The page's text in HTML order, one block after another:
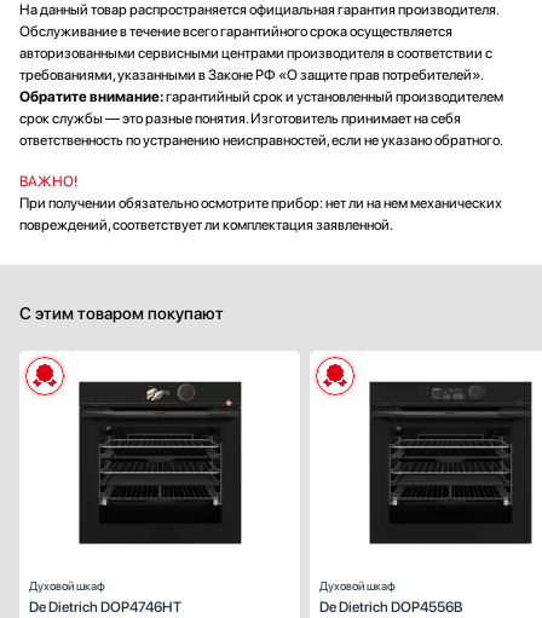
На данный товар распространяется официальная гарантия производителя.
Обслуживание в течение всего гарантийного срока осуществляется
авторизованными сервисными центрами производителя в соответствии с
требованиями, указанными в Законе РФ «О защите прав потребителей».
Обратите внимание:гарантийный срок и установленный производителем
срок службы — это разные понятия. Изготовитель принимает на себя
ответственность по устранению неисправностей, если не указано обратного.
ВАЖНО!
При получении обязательно осмотрите прибор: нет ли на нем механических
повреждений, соответствует ли комплектация заявленной.
С этим товаром покупают
Духовой шкаф
De Dietrich DOP4746HT
Способ подключения:
Очистка духовки:
Духовой шкаф
De Dietrich DOP4556B